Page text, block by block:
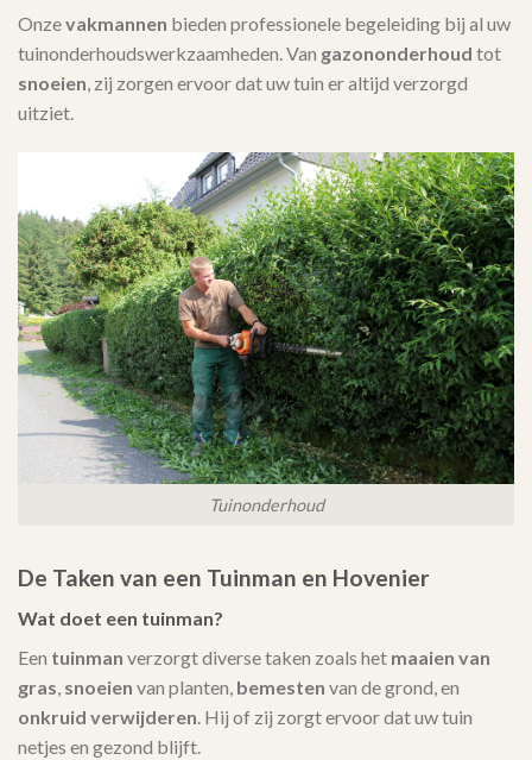
Onzevakmannen bieden professionele begeleiding bij al uw
tuinonderhoudswerkzaamheden. Van gazononderhoud tot
snoeien, zij zorgen ervoor dat uw tuin er altijd verzorgd
uitziet.
Tuinonderhoud
De Taken van een Tuinman en Hovenier
Wat doet een tuinman?
Een tuinman verzorgt diverse taken zoals het maaien van
gras, snoeien van planten, bemesten van de grond, en
onkruid verwijderen. Hij of zij zorgt ervoor dat uw tuin
netjes en gezond blijft.